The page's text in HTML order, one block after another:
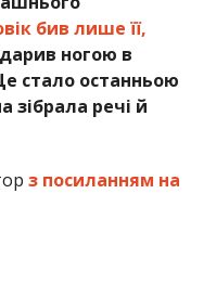
насильства
– Фонд
які
структури ООН
фонду миру та
“Пані
Гаманець – мати